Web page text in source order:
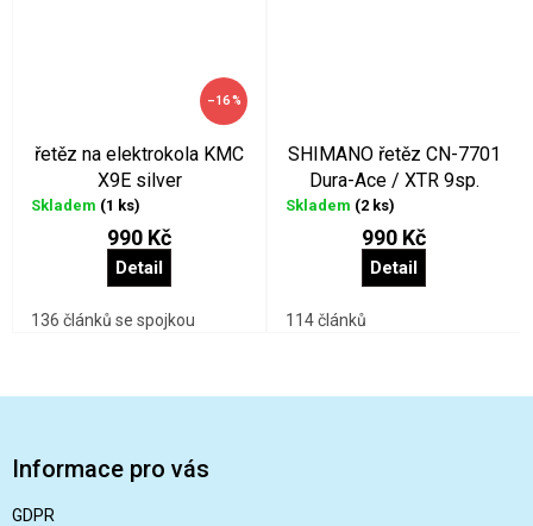
–16 %
řetěz na elektrokola KMC
X9E silver
Skladem (1 ks)
990 Kč
Detail
136 článků se spojkou
SHIMANO řetěz CN-7701
Dura-Ace / XTR 9sp.
Skladem (2 ks)
990 Kč
Detail
114 článků
Informace pro vás
GDPR